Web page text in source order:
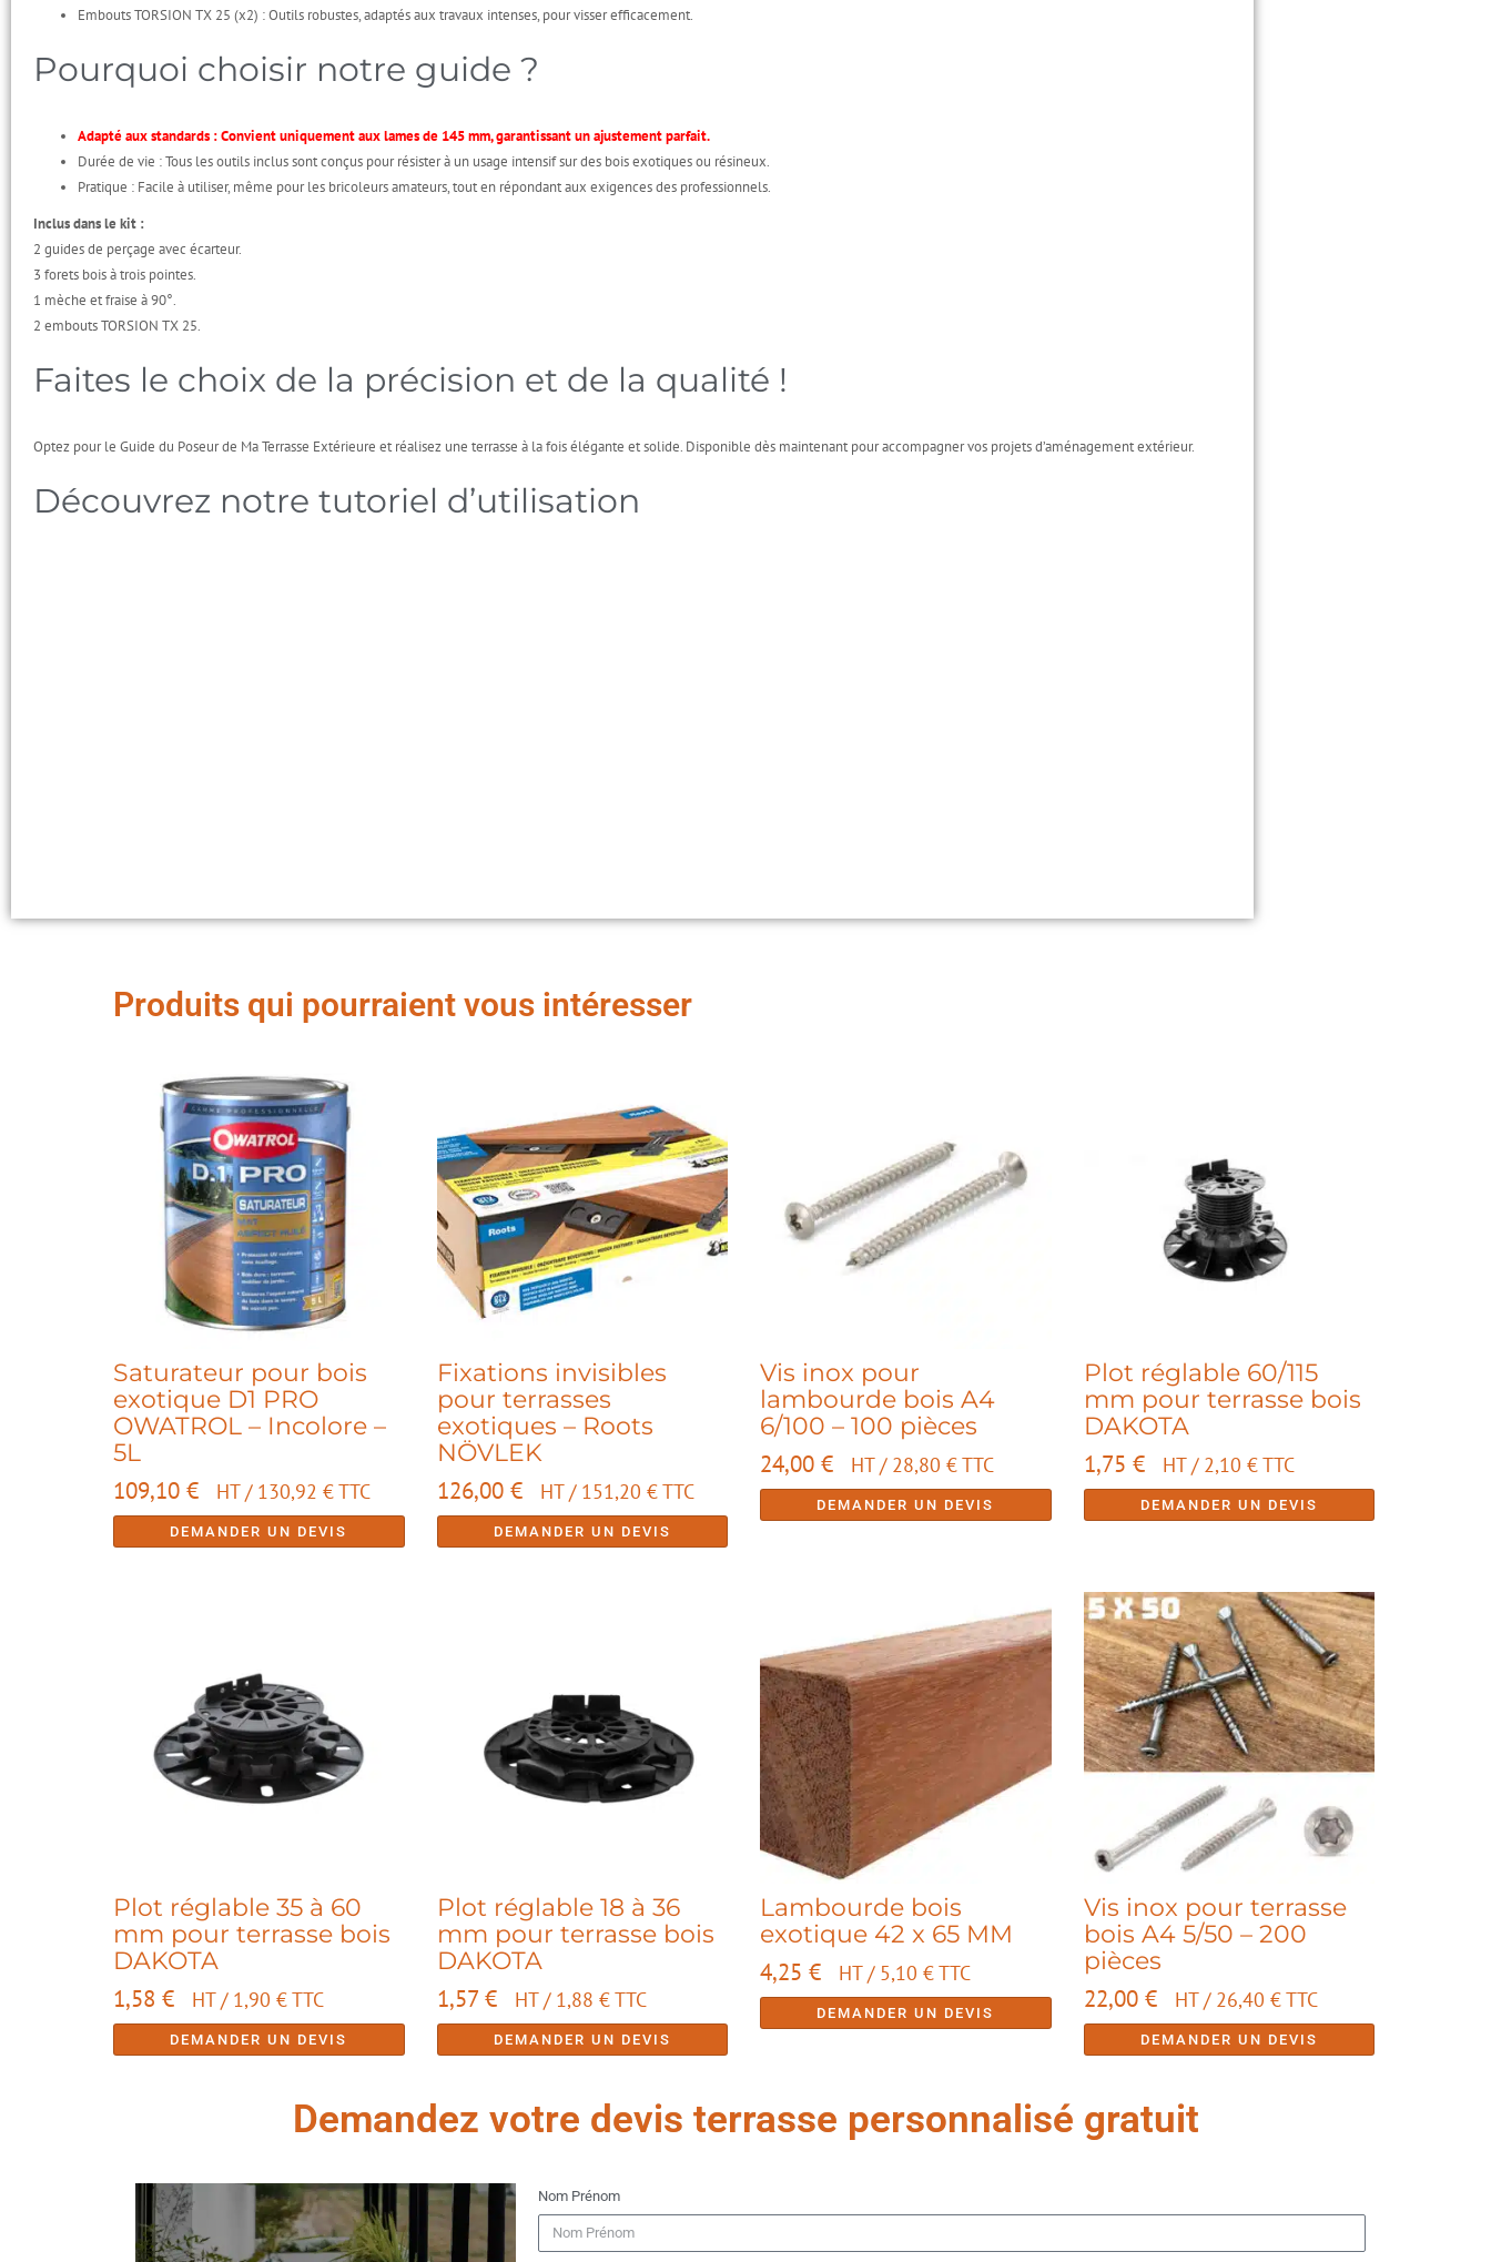
Embouts TORSION TX 25 (x2) : Outils robustes, adaptés aux travaux intenses, pour visser efficacement.
Pourquoi choisir notre guide ?
Adapté aux standards : Convient uniquement aux lames de 145 mm, garantissant un ajustement parfait.
Durée de vie : Tous les outils inclus sont conçus pour résister à un usage intensif sur des bois exotiques ou résineux.
Pratique : Facile à utiliser, même pour les bricoleurs amateurs, tout en répondant aux exigences des professionnels.
Inclus dans le kit :
2 guides de perçage avec écarteur.
3 forets bois à trois pointes.
1 mèche et fraise à 90°.
2 embouts TORSION TX 25.
Faites le choix de la précision et de la qualité !
Optez pour le Guide du Poseur de Ma Terrasse Extérieure et réalisez une terrasse à la fois élégante et solide. Disponible dès maintenant pour accompagner vos projets d’aménagement extérieur.
Découvrez notre tutoriel d’utilisation
Produits qui pourraient vous intéresser
Saturateur pour bois
exotique D1 PRO
OWATROL – Incolore –
5L
109,10 € HT / 130,92 €TTC
DEMANDER UN DEVIS
Fixations invisibles
pour terrasses
exotiques – Roots
NÖVLEK
126,00 € HT / 151,20 €TTC
DEMANDER UN DEVIS
Vis inox pour
lambourde bois A4
6/100 – 100 pièces
24,00 € HT / 28,80 €TTC
DEMANDER UN DEVIS
Plot réglable 60/115
mm pour terrasse bois
DAKOTA
1,75 € HT / 2,10 €TTC
DEMANDER UN DEVIS
Plot réglable 35 à 60
mm pour terrasse bois
DAKOTA
1,58 € HT / 1,90 €TTC
DEMANDER UN DEVIS
Plot réglable 18 à 36
mm pour terrasse bois
DAKOTA
1,57 € HT / 1,88 €TTC
DEMANDER UN DEVIS
Lambourde bois
exotique 42 x 65 MM
4,25 € HT / 5,10 €TTC
DEMANDER UN DEVIS
Vis inox pour terrasse
bois A4 5/50 – 200
pièces
22,00 € HT / 26,40 €TTC
DEMANDER UN DEVIS
Demandez votre devis terrasse personnalisé gratuit
Nom Prénom